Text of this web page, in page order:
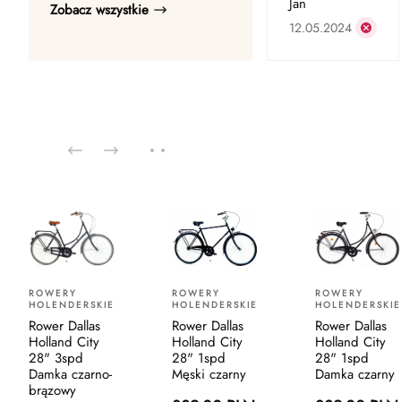
Zobacz wszystkie
12.05.2024
ROWERY
HOLENDERSKIE
Rower Dallas
Holland City
28" 3spd
Damka czarno-
brązowy
ROWERY
HOLENDERSKIE
Rower Dallas
Holland City
28" 1spd
Męski czarny
ROWERY
HOLENDERSKIE
Rower Dallas
Holland City
28" 1spd
Damka czarny